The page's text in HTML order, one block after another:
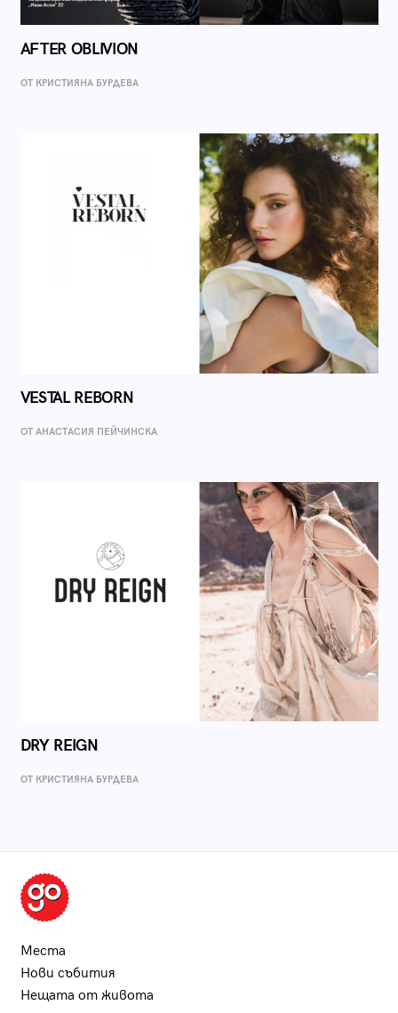
AFTER OBLIVION
ОТ КРИСТИЯНА БУРДЕВА
VESTAL REBORN
ОТ AНАСТАСИЯ ПЕЙЧИНСКА
DRY REIGN
ОТ КРИСТИЯНА БУРДЕВА
Места
Нови събития
Нещата от живота